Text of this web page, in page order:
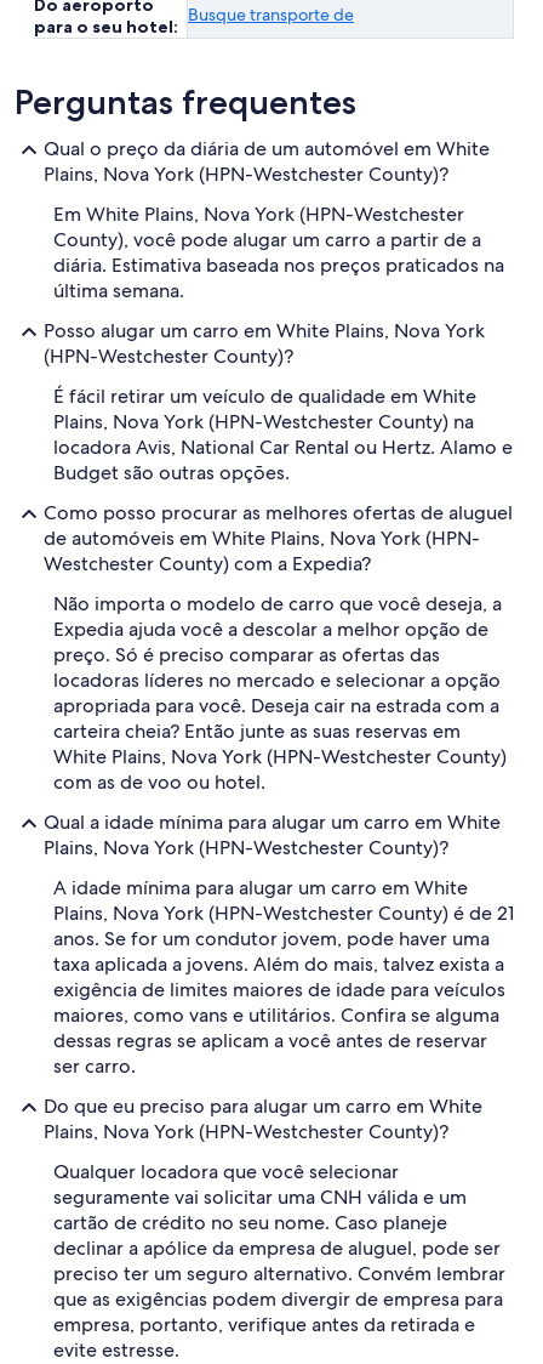
Do aeroporto
para o seu hotel:
Busque transporte de
Perguntas frequentes
Qual o preço da diária de um automóvel em White
Plains, Nova York (HPN-Westchester County)?
Em White Plains, Nova York (HPN-Westchester
County), você pode alugar um carro a partir de a
diária. Estimativa baseada nos preços praticados na
última semana.
Posso alugar um carro em White Plains, Nova York
(HPN-Westchester County)?
É fácil retirar um veículo de qualidade em White
Plains, Nova York (HPN-Westchester County) na
locadora Avis, National Car Rental ou Hertz. Alamo e
Budget são outras opções.
Como posso procurar as melhores ofertas de aluguel
de automóveis em White Plains, Nova York (HPN-
Westchester County) com a Expedia?
Não importa o modelo de carro que você deseja, a
Expedia ajuda você a descolar a melhor opção de
preço. Só é preciso comparar as ofertas das
locadoras líderes no mercado e selecionar a opção
apropriada para você. Deseja cair na estrada com a
carteira cheia? Então junte as suas reservas em
White Plains, Nova York (HPN-Westchester County)
com as de voo ou hotel.
Qual a idade mínima para alugar um carro em White
Plains, Nova York (HPN-Westchester County)?
A idade mínima para alugar um carro em White
Plains, Nova York (HPN-Westchester County) é de 21
anos. Se for um condutor jovem, pode haver uma
taxa aplicada a jovens. Além do mais, talvez exista a
exigência de limites maiores de idade para veículos
maiores, como vans e utilitários. Confira se alguma
dessas regras se aplicam a você antes de reservar
ser carro.
Do que eu preciso para alugar um carro em White
Plains, Nova York (HPN-Westchester County)?
Qualquer locadora que você selecionar
seguramente vai solicitar uma CNH válida e um
cartão de crédito no seu nome. Caso planeje
declinar a apólice da empresa de aluguel, pode ser
preciso ter um seguro alternativo. Convém lembrar
que as exigências podem divergir de empresa para
empresa, portanto, verifique antes da retirada e
evite estresse.